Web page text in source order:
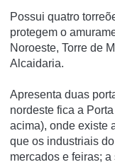
Possui quatro
protegem o
Noroeste, Torre de
Alcaidaria.
Apresenta duas
nordeste fica a
acima), onde existe
que os industriais
mercados e feiras;